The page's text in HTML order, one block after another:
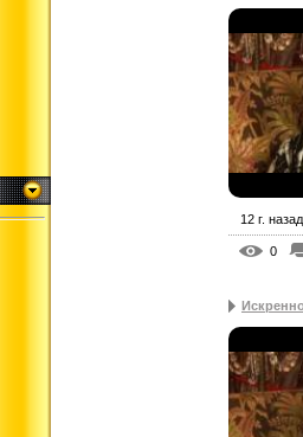
12 г. назад
0